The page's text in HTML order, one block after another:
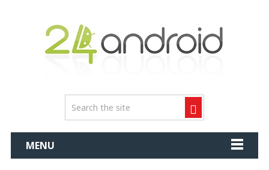
MENU